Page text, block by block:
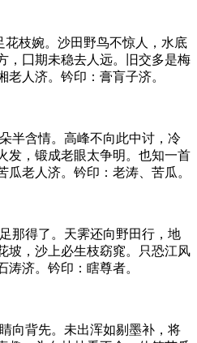
花枝婉。沙田野鸟不惊人，水底
，囗期未稳去人远。旧交多是梅
人济。钤印：膏肓子济。
半含情。高峰不向此中讨，冷
发，锻成老眼太争明。也知一首
老人济。钤印：老涛、苦瓜。
那得了。天霁还向野田行，地
坡，沙上必生枝窈窕。只恐江风
涛济。钤印：瞎尊者。
向背先。未出浑如剔墨补，将